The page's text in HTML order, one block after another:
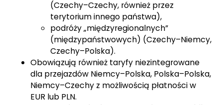
(Czechy–Czechy, również przez
terytorium innego państwa),
podróży „międzyregionalnych”
(międzypaństwowych) (Czechy–Niemcy,
Czechy–Polska).
Obowiązują również taryfy niezintegrowane
dla przejazdów Niemcy–Polska, Polska–Polska,
Niemcy–Czechy z możliwością płatności w
EUR lub PLN.